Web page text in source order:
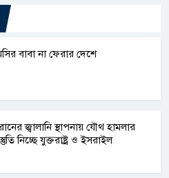
বাবা না ফেরার দেশে
জ্বালানি স্থাপনায় যৌথ হামলার
নিচ্ছে যুক্তরাষ্ট্র ও ইসরাইল